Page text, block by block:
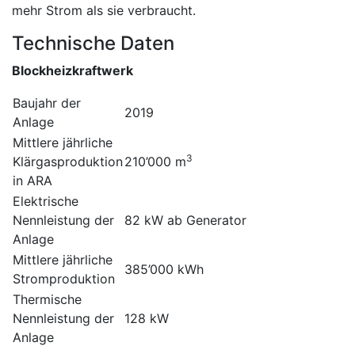
mehr Strom als sie verbraucht.
Technische Daten
Blockheizkraftwerk
Baujahr der
Anlage
2019
Mittlere jährliche
Klärgasproduktion
in ARA
210’000 m3
Elektrische
Nennleistung der
Anlage
82 kW ab Generator
Mittlere jährliche
Stromproduktion
385’000 kWh
Thermische
Nennleistung der
Anlage
128 kW